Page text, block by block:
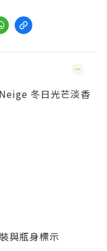
冬日光芒淡香
與瓶身標示